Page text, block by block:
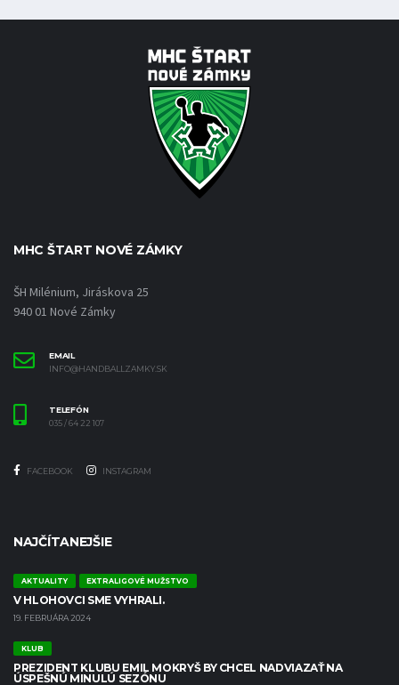
MHC ŠTART NOVÉ ZÁMKY
ŠH Milénium, Jiráskova 25
940 01 Nové Zámky
EMAIL
INFO@HANDBALLZAMKY.SK
TELEFÓN
035 / 64 22 107
FACEBOOK INSTAGRAM
NAJČÍTANEJŠIE
AKTUALITY EXTRALIGOVÉ MUŽSTVO
V HLOHOVCI SME VYHRALI.
19. FEBRUÁRA 2024
KLUB
PREZIDENT KLUBU EMIL MOKRYŠ BY CHCEL NADVIAZAŤ NA
ÚSPEŠNÚ MINULÚ SEZÓNU